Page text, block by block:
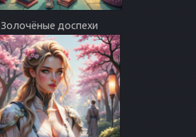
Золочёные доспехи